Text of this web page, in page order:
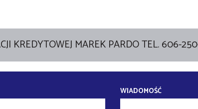
KREDYTOWEJ MAREK PARDO TEL. 606-
WIADOMOŚĆ